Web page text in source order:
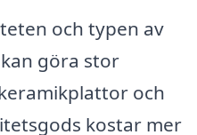
och typen av
göra stor
och
kostar mer